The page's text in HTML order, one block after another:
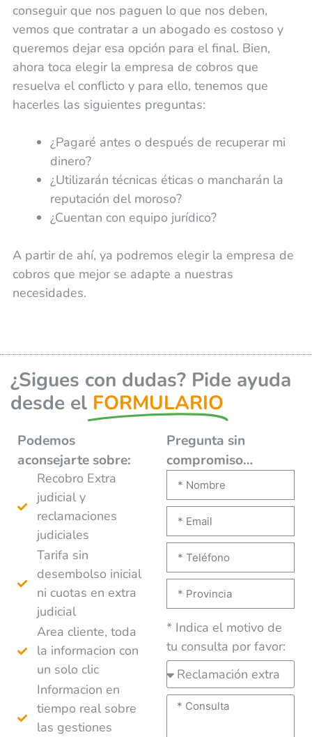
conseguir que nos paguen lo que nos deben,
vemos que contratar a un abogado es costoso y
queremos dejar esa opción para el final. Bien,
ahora toca elegir la empresa de cobros que
resuelva el conflicto y para ello, tenemos que
hacerles las siguientes preguntas:
¿Pagaré antes o después de recuperar mi
dinero?
¿Utilizarán técnicas éticas o mancharán la
reputación del moroso?
¿Cuentan con equipo jurídico?
A partir de ahí, ya podremos elegir la empresa de
cobros que mejor se adapte a nuestras
necesidades.
¿Sigues con dudas? Pide ayuda
desde el FORMULARIO
Podemos
aconsejarte sobre:
Recobro Extra
judicial y
reclamaciones
judiciales
Tarifa sin
desembolso inicial
ni cuotas en extra
judicial
Area cliente, toda
la informacion con
un solo clic
Informacion en
tiempo real sobre
las gestiones
Pregunta sin
compromiso…
* Indica el motivo de
tu consulta por favor: